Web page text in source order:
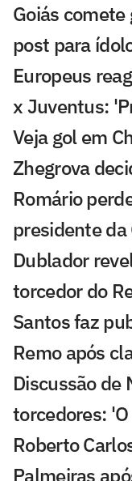
Goiás
post para
Europeus
x Juventus:
Veja gol em
Zhegrova
Romário
presidente da
Dublador
torcedor do
Santos faz
Remo após
Discussão de
torcedores:
Roberto
Palmeiras